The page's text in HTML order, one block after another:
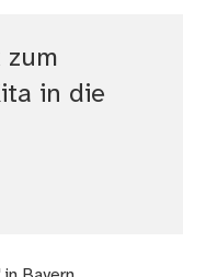
zum
in die